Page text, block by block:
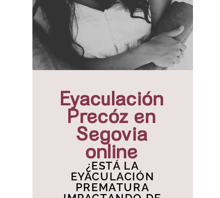
Eyaculación
Precóz en
Segovia
online
¿ESTÁ LA
EYACULACIÓN
PREMATURA